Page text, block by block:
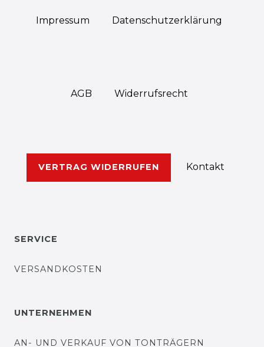
Impressum Daten­schutz­erklärung
AGB Widerrufs­recht
VERTRAG WIDERRUFEN Kontakt
SERVICE
VERSANDKOSTEN
UNTERNEHMEN
AN- UND VERKAUF VON TONTRÄGERN